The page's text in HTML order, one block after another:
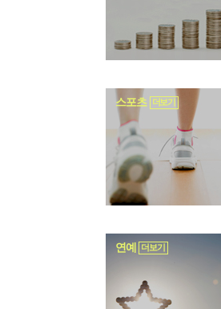
스포츠 더보기
연예 더보기